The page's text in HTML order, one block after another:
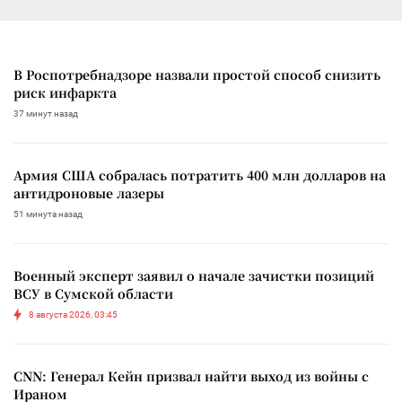
В Роспотребнадзоре назвали простой способ снизить
риск инфаркта
37 минут назад
Армия США собралась потратить 400 млн долларов на
антидроновые лазеры
51 минута назад
Военный эксперт заявил о начале зачистки позиций
ВСУ в Сумской области
8 августа 2026, 03:45
CNN: Генерал Кейн призвал найти выход из войны с
Ираном